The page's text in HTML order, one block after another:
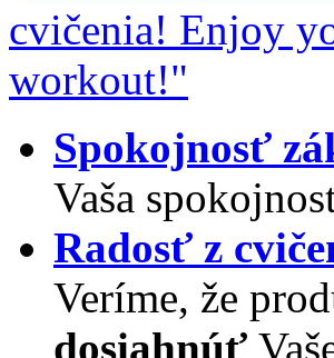
Spokojnosť
Vaša
Radosť z
Veríme, že
dosiahnúť